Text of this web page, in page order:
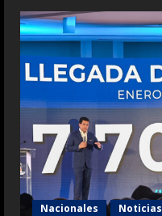
Nacionales Noticias